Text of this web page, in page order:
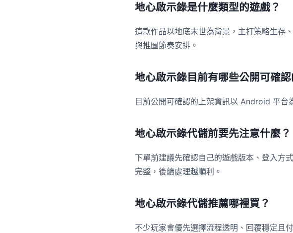
地心啟示錄是什麼類型的遊戲？
這款作品以地底末世為背景，主打策略生存
與推圖節奏安排。
地心啟示錄目前有哪些公開可確認
目前公開可確認的上架資訊以 Android 平台
地心啟示錄代儲前要先注意什麼？
下單前建議先確認自己的遊戲版本、登入方
完整，後續處理越順利。
地心啟示錄代儲推薦哪裡買？
不少玩家會優先選擇流程透明、回覆穩定且